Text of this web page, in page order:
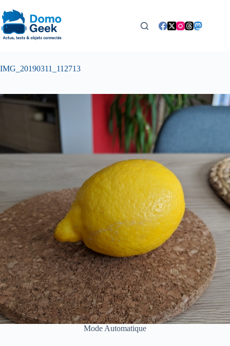
au
contenu
IMG_20190311_112713
Mode Automatique